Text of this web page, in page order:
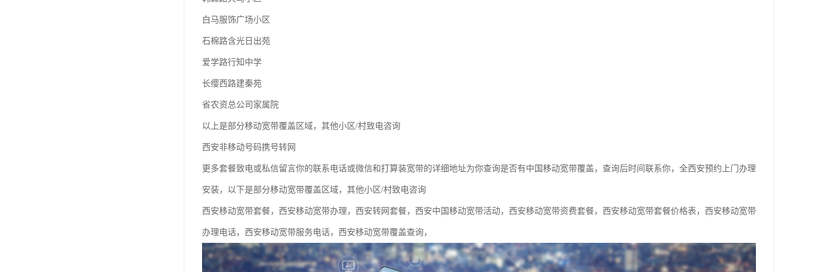
白马服饰广场小区
石棉路含光日出苑
爱学路行知中学
长缨西路建秦苑
省农资总公司家属院
以上是部分移动宽带覆盖区域，其他小区/村致电咨询
西安非移动号码携号转网
更多套餐致电或私信留言你的联系电话或微信和打算装宽带的详细地址为你查询是否有中国移动宽带覆盖，查询后时间联系你，全西安预约上门办理
安装，以下是部分移动宽带覆盖区域，其他小区/村致电咨询
西安移动宽带套餐，西安移动宽带办理，西安转网套餐，西安中国移动宽带活动，西安移动宽带资费套餐，西安移动宽带套餐价格表，西安移动宽带
办理电话，西安移动宽带服务电话，西安移动宽带覆盖查询，